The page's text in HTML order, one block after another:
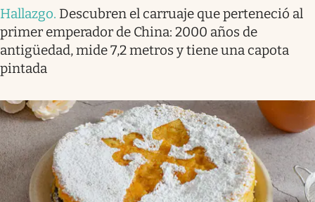
Hallazgo. Descubren el carruaje que perteneció al
primer emperador de China: 2000 años de
antigüedad, mide 7,2 metros y tiene una capota
pintada